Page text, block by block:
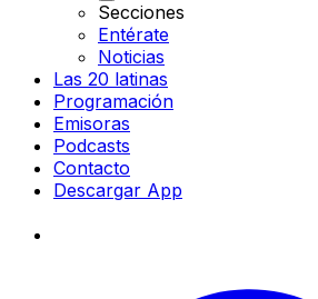
Secciones
Entérate
Noticias
Las 20 latinas
Programación
Emisoras
Podcasts
Contacto
Descargar App